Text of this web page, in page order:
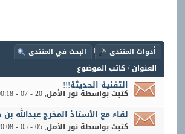
المنتدى:نبض اللقاءات الاعلاميةأدوات المنتدى البحث في المنتدى
العنوان/كاتب الموضوع
التقنية الحديثة!!!
كتبت بواسطةنور الأمل‏, 20 - 07 - 2012 00:18
لقاء مع الأستاذ المخرج عبدالله
كتبت بواسطةنور الأمل‏, 05 - 05 - 2012 20:08